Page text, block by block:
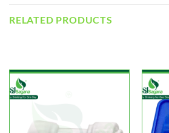
RELATED PRODUCTS